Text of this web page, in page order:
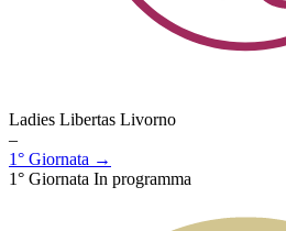
Ladies Libertas Livorno
–
1° Giornata →
1° Giornata In programma